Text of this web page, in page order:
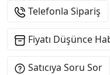
Telefonla Sipariş
Fiyatı Düşünce
Satıcıya Soru Sor